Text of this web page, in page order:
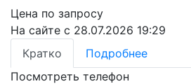
Цена по запросу
На сайте с 28.07.2026 19:29
Кратко
Подробнее
Посмотреть телефон